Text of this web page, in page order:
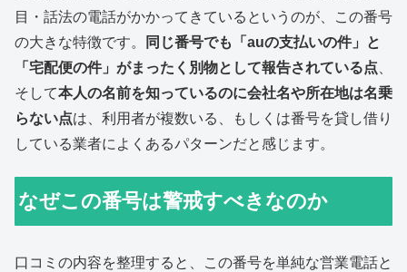
目・話法の電話がかかってきているというのが、この番号
の大きな特徴です。
同じ番号でも「auの支払いの件」と
「宅配便の件」がまったく別物として報告されている点
そして本人の名前を知っているのに会社名や所在地は名乗
らない点は、利用者が複数いる、もしくは番号を貸し借り
している業者によくあるパターンだと感じます。
なぜこの番号は警戒すべきなのか
口コミの内容を整理すると、この番号を単純な営業電話と